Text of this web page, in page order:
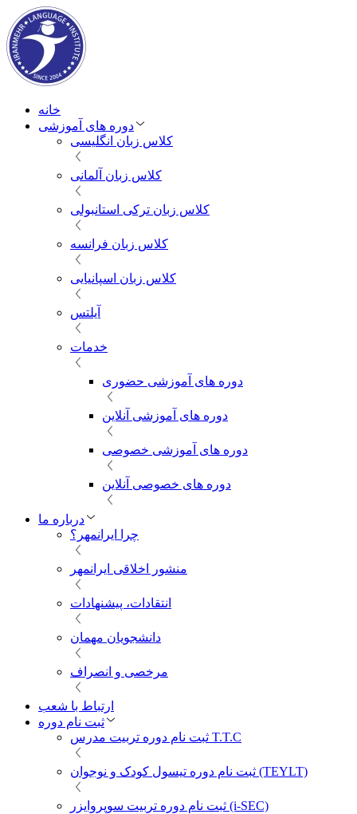
خانه
دوره های آموزشی
کلاس زبان انگلیسی
کلاس زبان آلمانی
کلاس زبان ترکی استانبولی
کلاس زبان فرانسه
کلاس زبان اسپانیایی
آیلتس
خدمات
دوره های آموزشی حضوری
دوره های آموزشی آنلاین
دوره های آموزشی خصوصی
دوره های خصوصی آنلاین
درباره ما
چرا ایرانمهر؟
منشور اخلاقی ایرانمهر
انتقادات، پیشنهادات
دانشجویان مهمان
مرخصی و انصراف
ارتباط با شعب
ثبت نام دوره
ثبت نام دوره تربیت مدرس T.T.C
ثبت نام دوره تیسول کودک و نوجوان (TEYLT)
ثبت نام دوره تربیت سوپروایزر (i-SEC)